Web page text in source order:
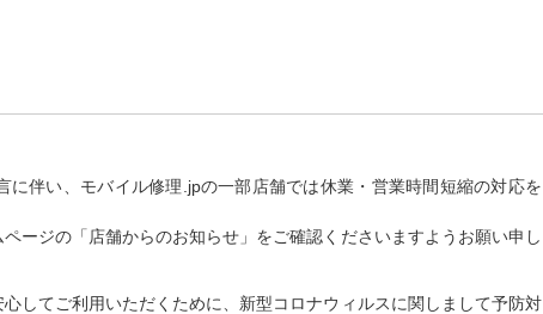
に伴い、モバイル修理.jpの一部店舗では休業・営業時間短縮の対応を
ージの「店舗からのお知らせ」をご確認くださいますようお願い申し
してご利用いただくために、新型コロナウィルスに関しまして予防対